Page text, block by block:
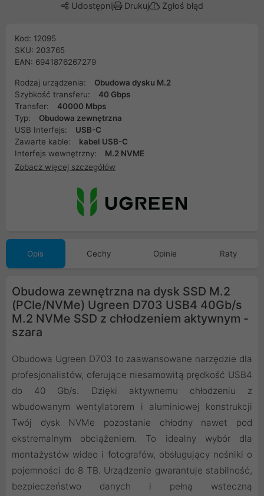
Udostępnij Drukuj Zgłoś błąd
Kod: 12095
SKU: 203765
EAN: 6941876267279
Rodzaj urządzenia:
Obudowa dysku M.2
Szybkość transferu:
40 Gbps
Transfer:
40000 Mbps
Typ:
Obudowa zewnętrzna
USB Interfejs:
USB-C
Zawarte kable:
kabel USB-C
Interfejs wewnętrzny:
M.2 NVME
Zobacz więcej szczegółów
Opis Cechy Opinie Raty
Obudowa zewnętrzna na dysk SSD M.2
(PCIe/NVMe) Ugreen D703 USB4 40Gb/s
M.2 NVMe SSD z chłodzeniem aktywnym -
szara
Obudowa Ugreen D703 to zaawansowane narzędzie dla
profesjonalistów, oferujące niesamowitą prędkość USB4
do 40 Gb/s. Dzięki aktywnemu chłodzeniu z
wbudowanym wentylatorem i aluminiowej konstrukcji
Twój dysk NVMe pozostanie chłodny nawet pod
ekstremalnym obciążeniem. To idealny wybór dla
montażystów wideo i fotografów, obsługujący nośniki o
pojemności do 8 TB. Urządzenie gwarantuje stabilność,
bezpieczeństwo danych i pełną wsteczną